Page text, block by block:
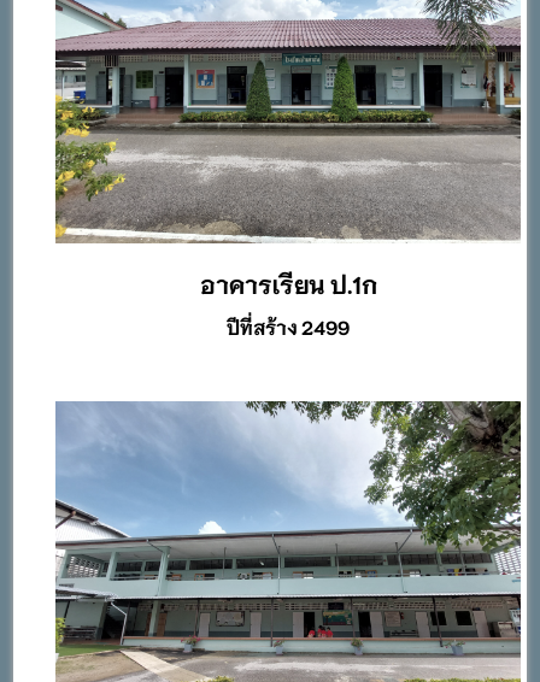
เนื่องในวันอาสาฬหบูชาและวันเข้าพรรษา
กิจกรรม SAFETY FOR KIDS เสริมสร้างวินัยและ
ความปลอดภัยในการใช้รถใช้ถนน
อาคารเรียน ป.1ก
ปีที่สร้าง 2499